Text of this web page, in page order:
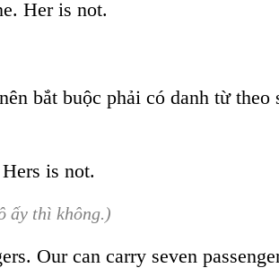
Her is not.
bắt buộc phải có danh từ
is not.
ấy thì không.)
Our can carry seven